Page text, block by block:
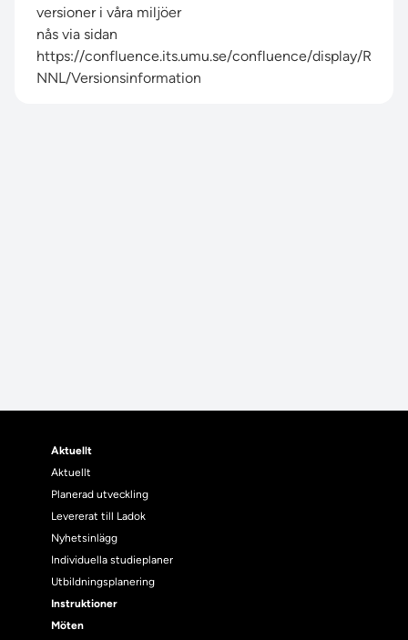
versioner i våra miljöer
nås via sidan
https://confluence.its.umu.se/confluence/display/R
NNL/Versionsinformation
Aktuellt
Aktuellt
Planerad utveckling
Levererat till Ladok
Nyhetsinlägg
Individuella studieplaner
Utbildningsplanering
Instruktioner
Möten